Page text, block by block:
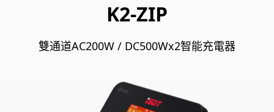
K2-ZIP
雙通道AC200W / DC500Wx2智能充電器